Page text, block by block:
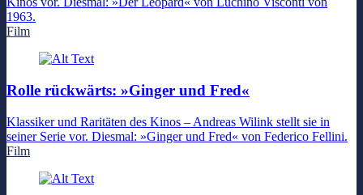
1963.
Film
Rolle rückwärts: »Ginger und Fred«
Klassiker und Raritäten des Kinos – Andreas Wilink stellt sie in
seiner Serie vor. Diesmal: »Ginger und Fred« von Federico Fellini.
Film